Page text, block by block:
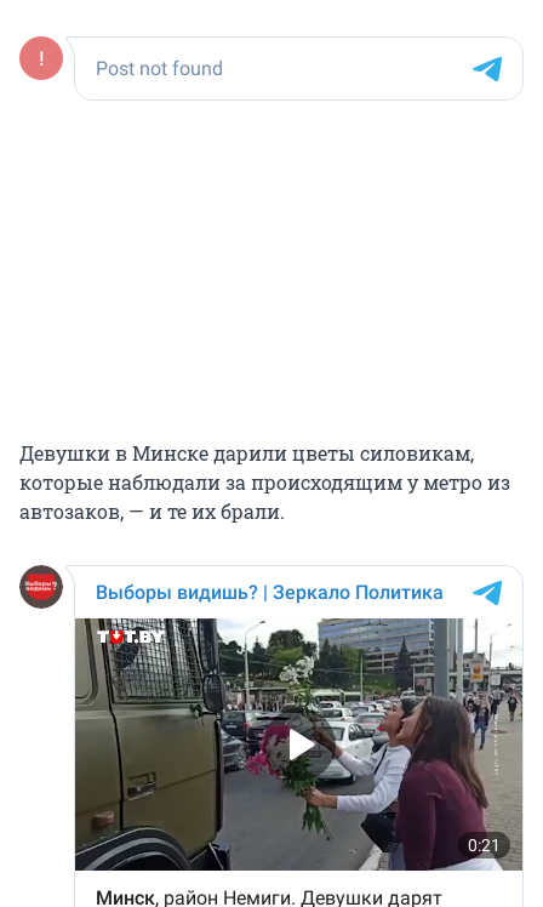
Девушки в Минске дарили цветы силовикам,
которые наблюдали за происходящим у метро из
автозаков, — и те их брали.